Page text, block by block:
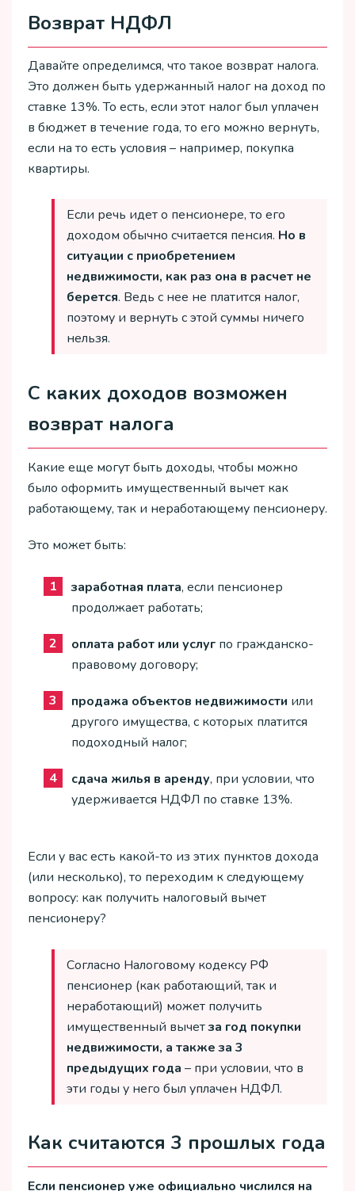
Возврат НДФЛ
Давайте определимся, что такое возврат налога.
Это должен быть удержанный налог на доход по
ставке 13%. То есть, если этот налог был уплачен
в бюджет в течение года, то его можно вернуть,
если на то есть условия – например, покупка
квартиры.
Если речь идет о пенсионере, то его
доходом обычно считается пенсия. Но в
ситуации с приобретением
недвижимости, как раз она в расчет не
берется. Ведь с нее не платится налог,
поэтому и вернуть с этой суммы ничего
нельзя.
С каких доходов возможен
возврат налога
Какие еще могут быть доходы, чтобы можно
было оформить имущественный вычет как
работающему, так и неработающему пенсионеру.
Это может быть:
заработная плата, если пенсионер
продолжает работать;
оплата работ или услуг по гражданско-
правовому договору;
продажа объектов недвижимости или
другого имущества, с которых платится
подоходный налог;
сдача жилья в аренду, при условии, что
удерживается НДФЛ по ставке 13%.
Если у вас есть какой-то из этих пунктов дохода
(или несколько), то переходим к следующему
вопросу: как получить налоговый вычет
пенсионеру?
Согласно Налоговому кодексу РФ
пенсионер (как работающий, так и
неработающий) может получить
имущественный вычетза год покупки
недвижимости, а также за 3
предыдущих года – при условии, что в
эти годы у него был уплачен НДФЛ.
Как считаются 3 прошлых года
Если пенсионер уже официально числился на